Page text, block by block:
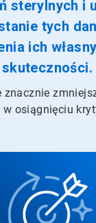
sterylnych i
tych
ich
skuteczności.
znacznie
osiągnięciu
i
c